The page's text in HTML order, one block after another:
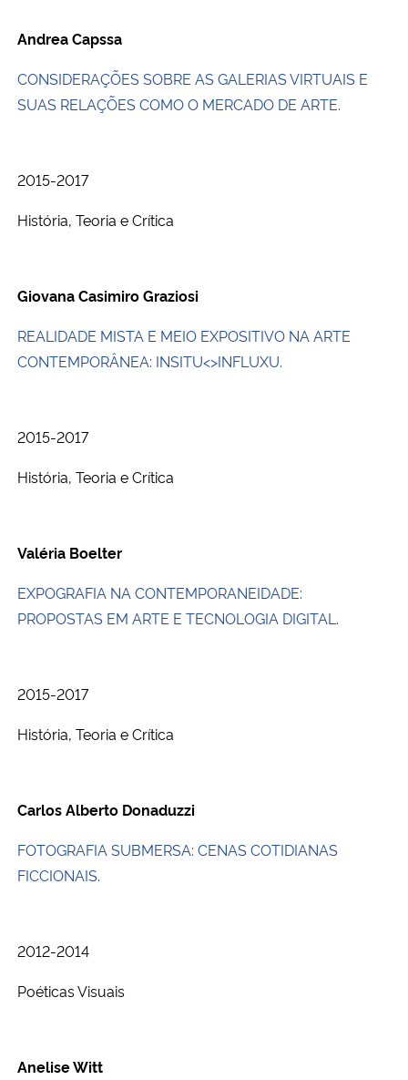
Andrea Capssa
CONSIDERAÇÕES SOBRE AS GALERIAS VIRTUAIS E
SUAS RELAÇÕES COMO O MERCADO DE ARTE.
2015-2017
História, Teoria e Crítica
Giovana Casimiro Graziosi
REALIDADE MISTA E MEIO EXPOSITIVO NA ARTE
CONTEMPORÂNEA: INSITU<>INFLUXU.
2015-2017
História, Teoria e Crítica
Valéria Boelter
EXPOGRAFIA NA CONTEMPORANEIDADE:
PROPOSTAS EM ARTE E TECNOLOGIA DIGITAL.
2015-2017
História, Teoria e Crítica
Carlos Alberto Donaduzzi
FOTOGRAFIA SUBMERSA: CENAS COTIDIANAS
FICCIONAIS.
2012-2014
Poéticas Visuais
Anelise Witt